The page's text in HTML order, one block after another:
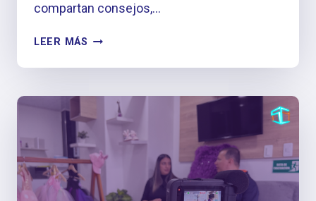
compartan consejos,…
LEER MÁS EPISODIO
ALIANZAS
CONECTANDO
PARA
EL
ÉXITO
EMPRESARIAL